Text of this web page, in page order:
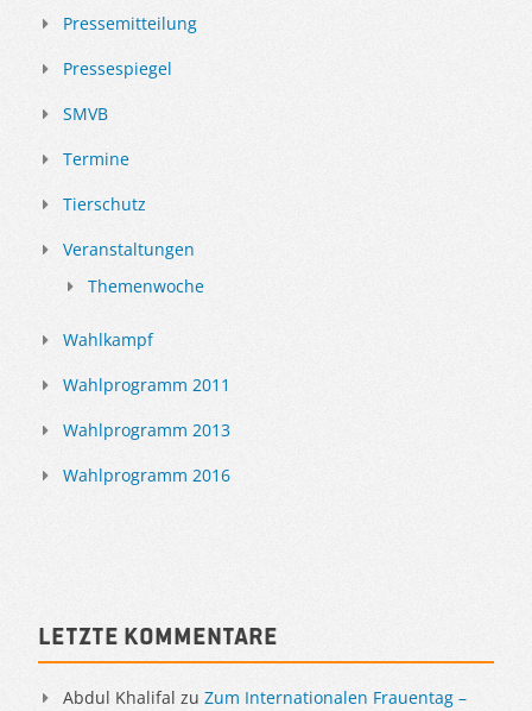
Pressemitteilung
Pressespiegel
SMVB
Termine
Tierschutz
Veranstaltungen
Themenwoche
Wahlkampf
Wahlprogramm 2011
Wahlprogramm 2013
Wahlprogramm 2016
Letzte Kommentare
Abdul Khalifal zu Zum Internationalen Frauentag –